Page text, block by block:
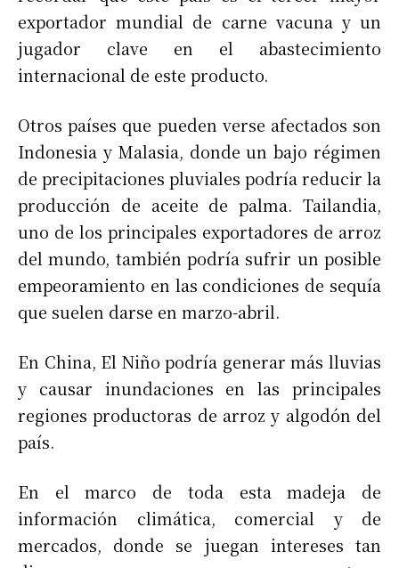
exportador mundial de carne vacuna y un
jugador clave en el abastecimiento
internacional de este producto.
Otros países que pueden verse afectados son
Indonesia y Malasia, donde un bajo régimen
de precipitaciones pluviales podría reducir la
producción de aceite de palma. Tailandia,
uno de los principales exportadores de arroz
del mundo, también podría sufrir un posible
empeoramiento en las condiciones de sequía
que suelen darse en marzo-abril.
En China, El Niño podría generar más lluvias
y causar inundaciones en las principales
regiones productoras de arroz y algodón del
país.
En el marco de toda esta madeja de
información climática, comercial y de
mercados, donde se juegan intereses tan